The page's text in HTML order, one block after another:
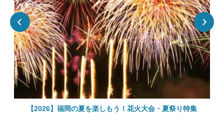
【2026】福岡の夏を楽しもう！花火大会・夏祭り特集